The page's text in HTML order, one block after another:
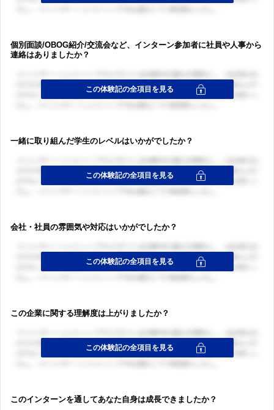
個別面談/OBOG紹介/交流会など、インターン参加者に社員や人事から
連絡はありましたか？
一緒に取り組んだ学生のレベルはいかがでしたか？
会社・社員の雰囲気や対応はいかがでしたか？
この企業に関する理解度は上がりましたか？
このインターンを通してあなた自身は成長できましたか？
ログイン・会員登録
ログイン・会員登録